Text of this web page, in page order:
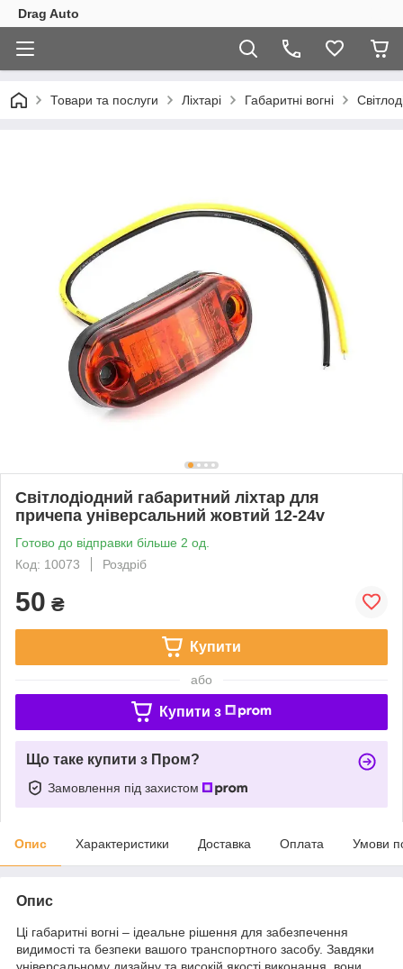
Drag Auto
Товари та послуги Ліхтарі Габаритні вогні
Світлодіодний габаритний ліхтар для
причепа універсальний жовтий 12-24v
Готово до відправки більше 2 од.
Код: 10073
Роздріб
50 ₴
Купити
або
Купити з
Що таке купити з Пром?
Замовлення під захистом
Опис Характеристики Доставка Оплата Умови
Опис
Ці габаритні вогні – ідеальне рішення для забезпечення
видимості та безпеки вашого транспортного засобу. Завдяки
універсальному дизайну та високій якості виконання, вони